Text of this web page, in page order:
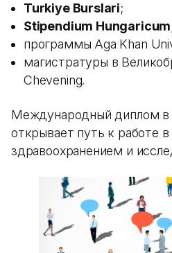
Turkiye Burslari;
Stipendium Hungaricum
программы Aga Khan
магистратуры в
Chevening.
Международный диплом в
открывает путь к работе в
здравоохранением и